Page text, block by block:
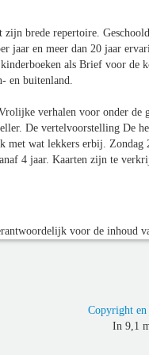
brede repertoire.
en meer dan 20 jaar
als Brief voor de
en buitenland.
verhalen voor onder
De vertelvoorstelling De
wat lekkers erbij.
4 jaar. Kaarten zijn te
voor de inhoud
Copyright
In 9,1